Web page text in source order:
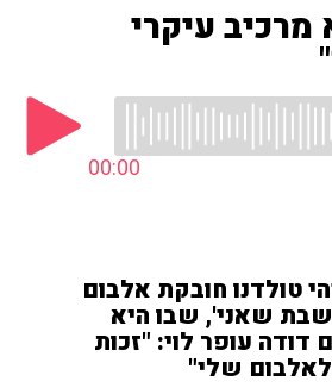
מרכיב עיקרי
00:00
טולדנו חובקת אלבום
שאני', שבו היא
עופר לוי: "זכות
לאלבום שלי"